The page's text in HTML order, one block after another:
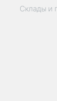
Склады и